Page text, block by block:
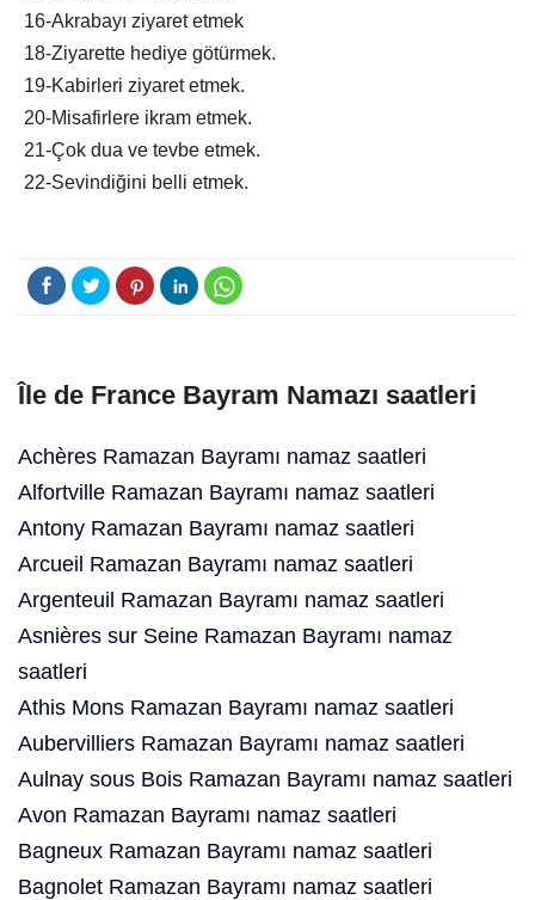
16-Akrabayı ziyaret etmek
18-Ziyarette hediye götürmek.
19-Kabirleri ziyaret etmek.
20-Misafirlere ikram etmek.
21-Çok dua ve tevbe etmek.
22-Sevindiğini belli etmek.
Île de France Bayram Namazı saatleri
Achères Ramazan Bayramı namaz saatleri
Alfortville Ramazan Bayramı namaz saatleri
Antony Ramazan Bayramı namaz saatleri
Arcueil Ramazan Bayramı namaz saatleri
Argenteuil Ramazan Bayramı namaz saatleri
Asnières sur Seine Ramazan Bayramı namaz
saatleri
Athis Mons Ramazan Bayramı namaz saatleri
Aubervilliers Ramazan Bayramı namaz saatleri
Aulnay sous Bois Ramazan Bayramı namaz saatleri
Avon Ramazan Bayramı namaz saatleri
Bagneux Ramazan Bayramı namaz saatleri
Bagnolet Ramazan Bayramı namaz saatleri